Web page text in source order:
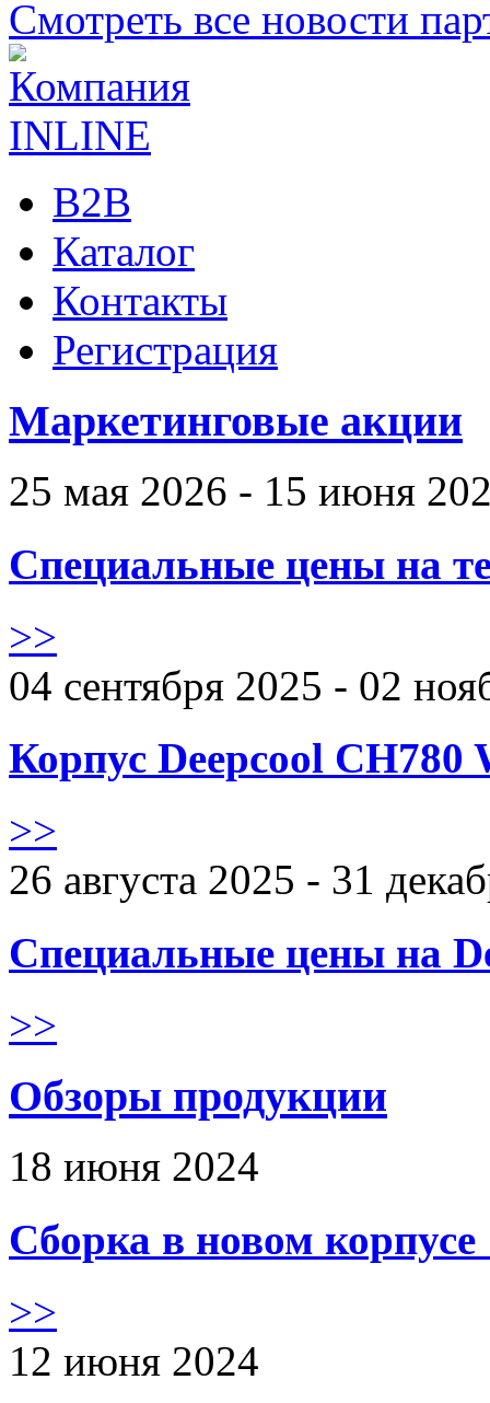
Смотреть все новости
B2B
Каталог
Контакты
Регистрация
Маркетинговые акции
25 мая 2026 - 15 июня
Специальные цены на
>>
04 сентября 2025 - 02
Корпус Deepcool CH780
>>
26 августа 2025 - 31
Специальные цены на
>>
Обзоры продукции
18 июня 2024
Сборка в новом
>>
12 июня 2024